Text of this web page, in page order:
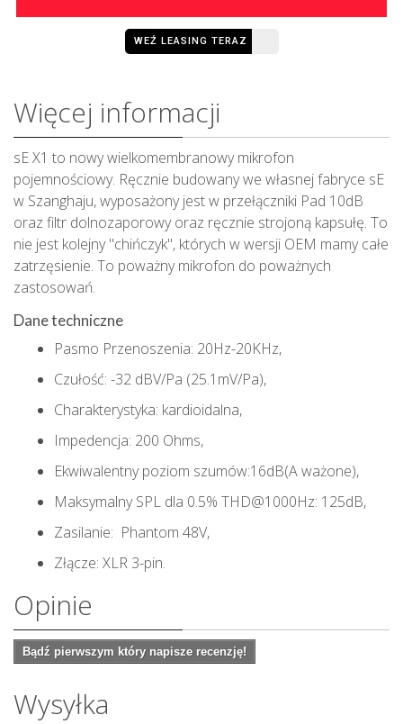
WEŹ LEASING TERAZ
Więcej informacji
sE X1 to nowy wielkomembranowy mikrofon
pojemnościowy. Ręcznie budowany we własnej fabryce sE
w Szanghaju, wyposażony jest w przełączniki Pad 10dB
oraz filtr dolnozaporowy oraz ręcznie strojoną kapsułę. To
nie jest kolejny "chińczyk", których w wersji OEM mamy całe
zatrzęsienie. To poważny mikrofon do poważnych
zastosowań.
Dane techniczne
Pasmo Przenoszenia: 20Hz-20KHz,
Czułość: -32 dBV/Pa (25.1mV/Pa),
Charakterystyka: kardioidalna,
Impedencja: 200 Ohms,
Ekwiwalentny poziom szumów:16dB(A ważone),
Maksymalny SPL dla 0.5% THD@1000Hz: 125dB,
Zasilanie: Phantom 48V,
Złącze: XLR 3-pin.
Opinie
Bądź pierwszym który napisze recenzję!
Wysyłka